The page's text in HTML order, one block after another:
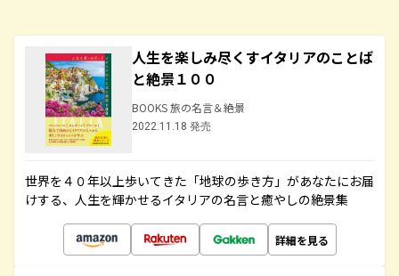
人生を楽しみ尽くすイタリアのことば
と絶景１００
BOOKS 旅の名言＆絶景
2022.11.18 発売
世界を４０年以上歩いてきた「地球の歩き方」があなたにお届
けする、人生を輝かせるイタリアの名言と癒やしの絶景集
詳細を見る